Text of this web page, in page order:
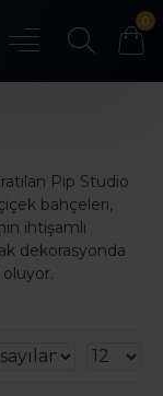
0
Pip Studio
bahçeleri,
ihtişamlı
dekorasyonda